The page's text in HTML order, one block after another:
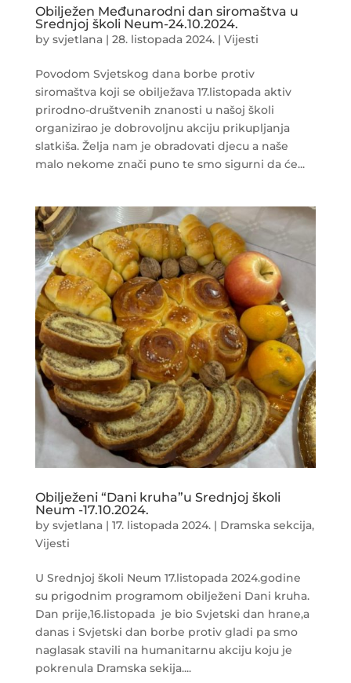
Obilježen Međunarodni dan siromaštva u
Srednjoj školi Neum-24.10.2024.
by svjetlana| 28. listopada 2024.| Vijesti
Povodom Svjetskog dana borbe protiv
siromaštva koji se obilježava 17.listopada aktiv
prirodno-društvenih znanosti u našoj školi
organizirao je dobrovoljnu akciju prikupljanja
slatkiša. Želja nam je obradovati djecu a naše
malo nekome znači puno te smo sigurni da će...
Obilježeni “Dani kruha”u Srednjoj školi
Neum -17.10.2024.
by svjetlana| 17. listopada 2024.| Dramska sekcija,
Vijesti
U Srednjoj školi Neum 17.listopada 2024.godine
su prigodnim programom obilježeni Dani kruha.
Dan prije,16.listopada je bio Svjetski dan hrane,a
danas i Svjetski dan borbe protiv gladi pa smo
naglasak stavili na humanitarnu akciju koju je
pokrenula Dramska sekija....